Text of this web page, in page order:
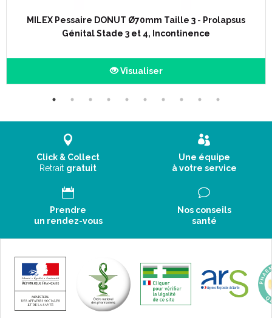
MILEX Pessaire DONUT Ø70mm Taille 3 - Prolapsus
Génital Stade 3 et 4, Incontinence
Visualiser
Click & Collect
Retrait gratuit
Une équipe
à votre service
Prendre
un rendez-vous
Nos conseils
santé